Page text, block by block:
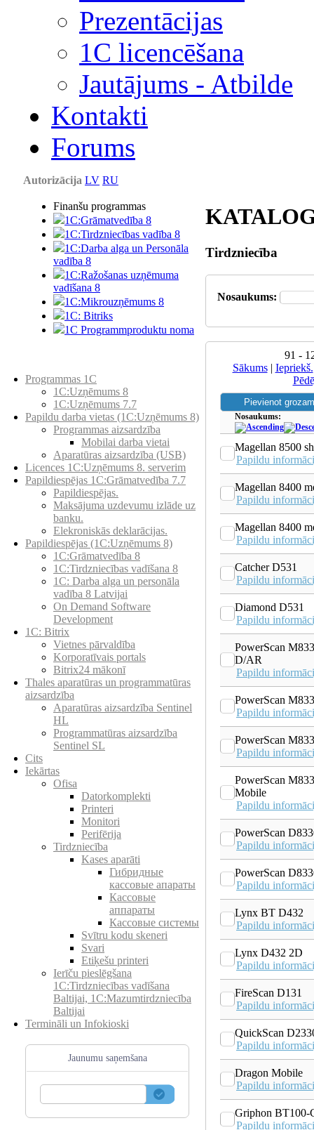
Prezentācijas
1С licencēšana
Jautājums - Atbilde
Kontakti
Forums
Autorizācija LV RU
Finanšu programmas
1C:Grāmatvedība 8
1C:Tirdzniecības vadība 8
1C:Darba alga un Personāla
vadība 8
1C:Ražošanas uzņēmuma
vadīšana 8
1С:Мikrouzņēmums 8
1C: Bitriks
1C Programmproduktu noma
Programmas 1C
1C:Uzņēmums 8
1C:Uzņēmums 7.7
Papildu darba vietas (1C:Uzņēmums 8)
Programmas aizsardzība
Mobilai darba vietai
Aparatūras aizsardzība (USB)
Licences 1C:Uzņēmums 8. serverim
Papildiespējas 1C:Grāmatvedība 7.7
Papildiespējas.
Maksājuma uzdevumu izlāde uz
banku.
Elekroniskās deklarācijas.
Papildiespējas (1C:Uzņēmums 8)
1C:Grāmatvedība 8
1C:Tirdzniecības vadīšana 8
1С: Darba alga un personāla
vadība 8 Latvijai
On Demand Software
Development
1C: Bitrix
Vietnes pārvaldība
Korporatīvais portals
Bitrix24 mākonī
Thales aparatūras un programmatūras
aizsardzība
Aparatūras aizsardzība Sentinel
HL
Programmatūras aizsardzība
Sentinel SL
Cits
Iekārtas
Ofisa
Datorkomplekti
Printeri
Monitori
Perifērija
Tirdzniecība
Kases aparāti
Гибридные
кассовые апараты
Кассовые
аппараты
Кассовые системы
Svītru kodu skeneri
Svari
Etiķešu printeri
Ierīču pieslēgšana
1C:Tirdzniecības vadīšana
Baltijai, 1C:Mazumtirdzniecība
Baltijai
Termināli un Infokioski
Jaunumu saņemšana
Tirdzniecība
Nosaukums:
91 -
Sākums| Iepriekš.
Nosaukums:
Magellan 8500
Papildu
Magellan 8400
Papildu
Magellan 8400
Papildu
Catcher D531
Papildu
Diamond D531
Papildu
PowerScan
D/AR
Papildu
PowerScan
Papildu
PowerScan
Papildu
PowerScan
Mobile
Papildu
PowerScan
Papildu
PowerScan
Papildu
Lynx BT D432
Papildu
Lynx D432 2D
Papildu
FireScan D131
Papildu
QuickScan
Papildu
Dragon Mobile
Papildu
Griphon BT100-
Papildu